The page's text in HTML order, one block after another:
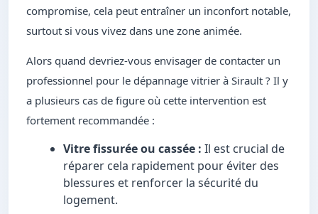
compromise, cela peut entraîner un inconfort notable,
surtout si vous vivez dans une zone animée.
Alors quand devriez-vous envisager de contacter un
professionnel pour le dépannage vitrier à Sirault ? Il y
a plusieurs cas de figure où cette intervention est
fortement recommandée :
Vitre fissurée ou cassée : Il est crucial de
réparer cela rapidement pour éviter des
blessures et renforcer la sécurité du
logement.